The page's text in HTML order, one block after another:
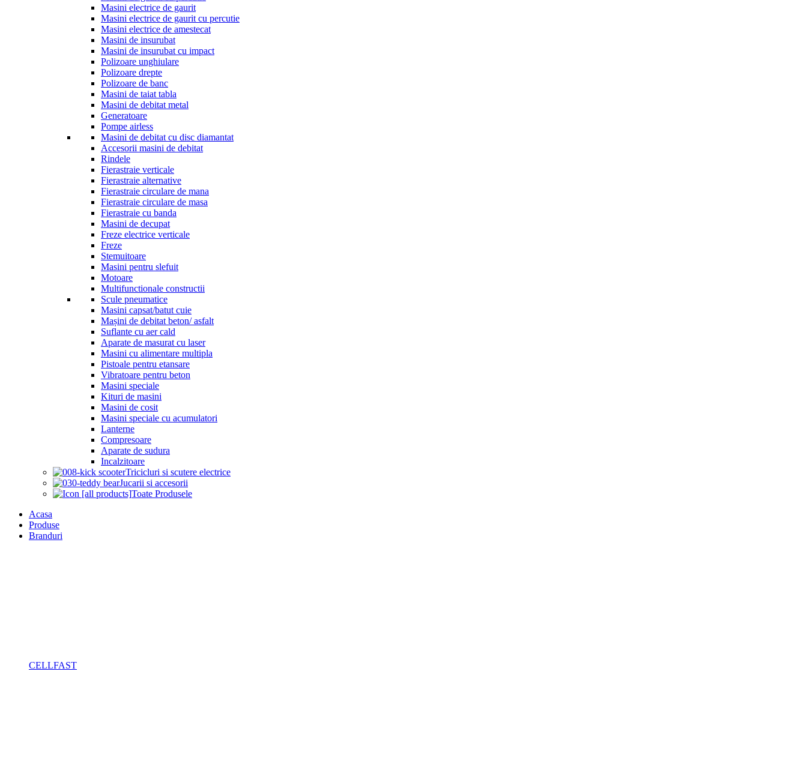
Masini electrice de gaurit
Masini electrice de gaurit cu percutie
Masini electrice de amestecat
Masini de insurubat
Masini de insurubat cu impact
Polizoare unghiulare
Polizoare drepte
Polizoare de banc
Masini de taiat tabla
Masini de debitat metal
Generatoare
Pompe airless
Masini de debitat cu disc diamantat
Accesorii masini de debitat
Rindele
Fierastraie verticale
Fierastraie alternative
Fierastraie circulare de mana
Fierastraie circulare de masa
Fierastraie cu banda
Masini de decupat
Freze electrice verticale
Freze
Stemuitoare
Masini pentru slefuit
Motoare
Multifunctionale constructii
Scule pneumatice
Masini capsat/batut cuie
Mașini de debitat beton/ asfalt
Suflante cu aer cald
Aparate de masurat cu laser
Masini cu alimentare multipla
Pistoale pentru etansare
Vibratoare pentru beton
Masini speciale
Kituri de masini
Masini de cosit
Masini speciale cu acumulatori
Lanterne
Compresoare
Aparate de sudura
Incalzitoare
Tricicluri si scutere electrice
Jucarii si accesorii
Toate Produsele
Acasa
Produse
Branduri
CELLFAST